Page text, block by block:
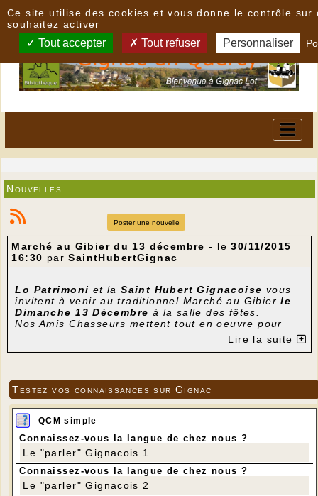
Nouvelles
Poster une nouvelle
Marché au Gibier du 13 décembre - le30/11/2015
16:30 parSaintHubertGignac
Lo Patrimoni et laSaint Hubert Gignacoise vous
invitent à venir au traditionnel Marché au Gibierle
Dimanche 13 Décembre à la salle des fêtes.
Nos Amis Chasseurs mettent tout en oeuvre pour
que nous ayons un étal fourni et varié, afin de
combler toutes vos envies pour vos fêtes de fin
Lire la suite
Testez vos connaissances sur Gignac
QCM simple
Connaissez-vous la langue de chez nous ?
Le "parler" Gignacois 1
Connaissez-vous la langue de chez nous ?
Le "parler" Gignacois 2
Ce site utilise des cookies et vous donne le contrôle sur
souhaitez activer
Tout accepter Tout refuser Personnaliser